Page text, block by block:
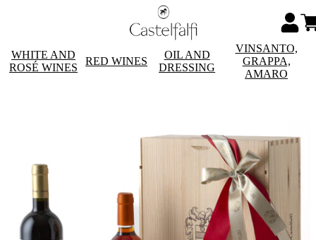
WHITE AND
ROSÉ WINES
RED WINES
OIL AND
DRESSING
VINSANTO,
GRAPPA,
AMARO